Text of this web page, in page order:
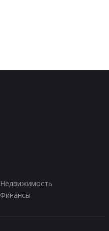
Недвижимость
Финансы